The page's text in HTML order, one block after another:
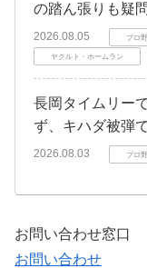
の踏ん張りも疑
2026.08.05 プロ
ヤクルト・ホームラン
長岡タイムリー
ず、キハダ被弾
2026.08.03 プロ
お問い合わせ窓口
お問い合わせ